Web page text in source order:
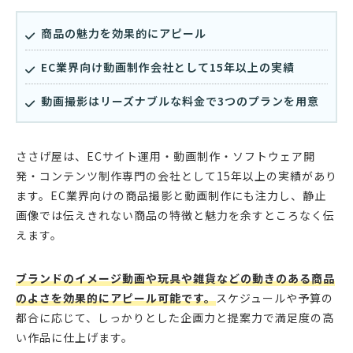
商品の魅力を効果的にアピール
EC業界向け動画制作会社として15年以上の実績
動画撮影はリーズナブルな料金で3つのプランを用意
ささげ屋は、ECサイト運用・動画制作・ソフトウェア開
発・コンテンツ制作専門の会社として15年以上の実績があり
ます。EC業界向けの商品撮影と動画制作にも注力し、静止
画像では伝えきれない商品の特徴と魅力を余すところなく伝
えます。
ブランドのイメージ動画や玩具や雑貨などの動きのある商品
のよさを効果的にアピール可能です。スケジュールや予算の
都合に応じて、しっかりとした企画力と提案力で満足度の高
い作品に仕上げます。